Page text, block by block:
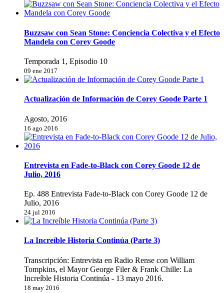
Buzzsaw con Sean Stone: Conciencia Colectiva y el Efecto
Mandela con Corey Goode
Temporada 1, Episodio 10
09 ene 2017
Actualización de Información de Corey Goode Parte 1
Agosto, 2016
16 ago 2016
Entrevista en Fade-to-Black con Corey Goode 12 de
Julio, 2016
Ep. 488 Entrevista Fade-to-Black con Corey Goode 12 de
Julio, 2016
24 jul 2016
La Increíble Historia Continúa (Parte 3)
Transcripción: Entrevista en Radio Rense con William
Tompkins, el Mayor George Filer & Frank Chille: La
Increíble Historia Continúa - 13 mayo 2016.
18 may 2016